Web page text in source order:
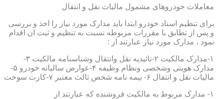
معاملات خودروهای مشمول مالیات نقل و انتقال
برای تنظیم اسناد خودرو ابتدا باید مدارک مورد نیاز را اخذ و بررسی
و پس از تطابق با مقررات مربوطه نسبت به تنظیم و ثبت ان اقدام
نمود ، مدارک مورد نیاز عبارتند از :
۱-مدارک مالکیت ۲-تائیدیه نقل وانتقال وشناسنامه مالکیت ۳-
مدارک هویتی وشخصی ونظام وظیفه ۴-عوارض سالیانه خودرو ۵-
مالیات نقل و انتقال ۶- بیمه نامه شخص ثالث معتبر ۷-کارت سوخت
۱- مدارک مربوط به مالکیت فروشنده که عبارتند از